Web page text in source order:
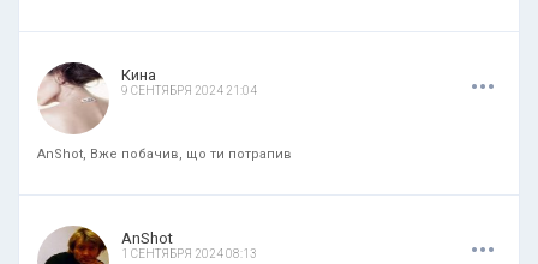
Кина
9 СЕНТЯБРЯ 2024 21:04 ...
AnShot, Вже побачив, що ти потрапив
AnShot
1 СЕНТЯБРЯ 2024 08:13 ...